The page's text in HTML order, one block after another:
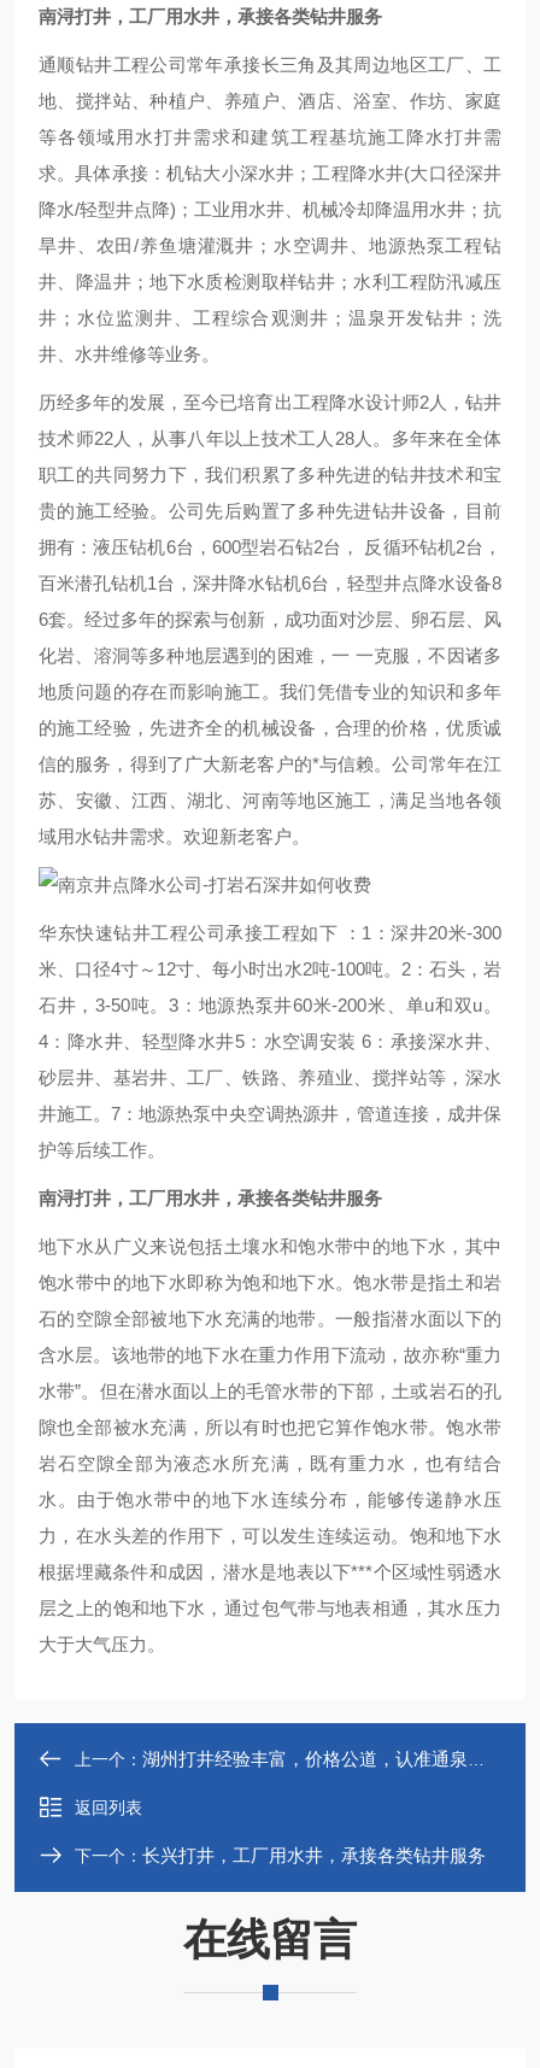
南浔打井，工厂用水井，承接各类钻井服务
通顺钻井工程公司常年承接长三角及其周边地区工厂、工
地、搅拌站、种植户、养殖户、酒店、浴室、作坊、家庭
等各领域用水打井需求和建筑工程基坑施工降水打井需
求。具体承接：机钻大小深水井；工程降水井(大口径深井
降水/轻型井点降)；工业用水井、机械冷却降温用水井；抗
旱井、农田/养鱼塘灌溉井；水空调井、地源热泵工程钻
井、降温井；地下水质检测取样钻井；水利工程防汛减压
井；水位监测井、工程综合观测井；温泉开发钻井；洗
井、水井维修等业务。
历经多年的发展，至今已培育出工程降水设计师2人，钻井
技术师22人，从事八年以上技术工人28人。多年来在全体
职工的共同努力下，我们积累了多种先进的钻井技术和宝
贵的施工经验。公司先后购置了多种先进钻井设备，目前
拥有：液压钻机6台，600型岩石钻2台， 反循环钻机2台，
百米潜孔钻机1台，深井降水钻机6台，轻型井点降水设备8
6套。经过多年的探索与创新，成功面对沙层、卵石层、风
化岩、溶洞等多种地层遇到的困难，一 一克服，不因诸多
地质问题的存在而影响施工。我们凭借专业的知识和多年
的施工经验，先进齐全的机械设备，合理的价格，优质诚
信的服务，得到了广大新老客户的*与信赖。公司常年在江
苏、安徽、江西、湖北、河南等地区施工，满足当地各领
域用水钻井需求。欢迎新老客户。
华东快速钻井工程公司承接工程如下 ：1：深井20米-300
米、口径4寸～12寸、每小时出水2吨-100吨。2：石头，岩
石井，3-50吨。3：地源热泵井60米-200米、单u和双u。
4：降水井、轻型降水井5：水空调安装 6：承接深水井、
砂层井、基岩井、工厂、铁路、养殖业、搅拌站等，深水
井施工。7：地源热泵中央空调热源井，管道连接，成井保
护等后续工作。
南浔打井，工厂用水井，承接各类钻井服务
地下水从广义来说包括土壤水和饱水带中的地下水，其中
饱水带中的地下水即称为饱和地下水。饱水带是指土和岩
石的空隙全部被地下水充满的地带。一般指潜水面以下的
含水层。该地带的地下水在重力作用下流动，故亦称“重力
水带”。但在潜水面以上的毛管水带的下部，土或岩石的孔
隙也全部被水充满，所以有时也把它算作饱水带。饱水带
岩石空隙全部为液态水所充满，既有重力水，也有结合
水。由于饱水带中的地下水连续分布，能够传递静水压
力，在水头差的作用下，可以发生连续运动。饱和地下水
根据埋藏条件和成因，潜水是地表以下***个区域性弱透水
层之上的饱和地下水，通过包气带与地表相通，其水压力
大于大气压力。
上一个： 湖州打井经验丰富，价格公道，认准通泉钻井
返回列表
下一个： 长兴打井，工厂用水井，承接各类钻井服务
在线留言